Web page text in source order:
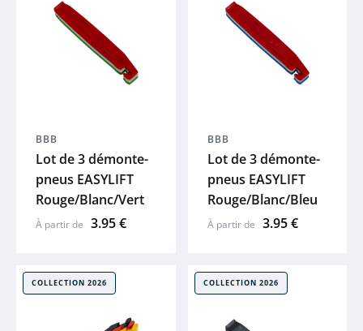
SKS
ACID
BBB
Lot de 3 démonte-
pneus EASYLIFT
Rouge/Blanc/Vert
À partir de 3.95 €
BBB
Lot de 3 démonte-
pneus EASYLIFT
Rouge/Blanc/Bleu
À partir de 3.95 €
COLLECTION 2026 COLLECTION 2026